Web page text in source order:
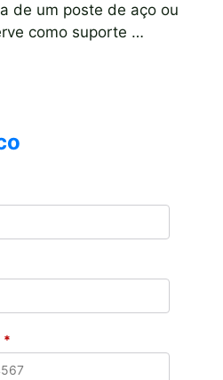
de um poste de aço ou
como suporte …
*